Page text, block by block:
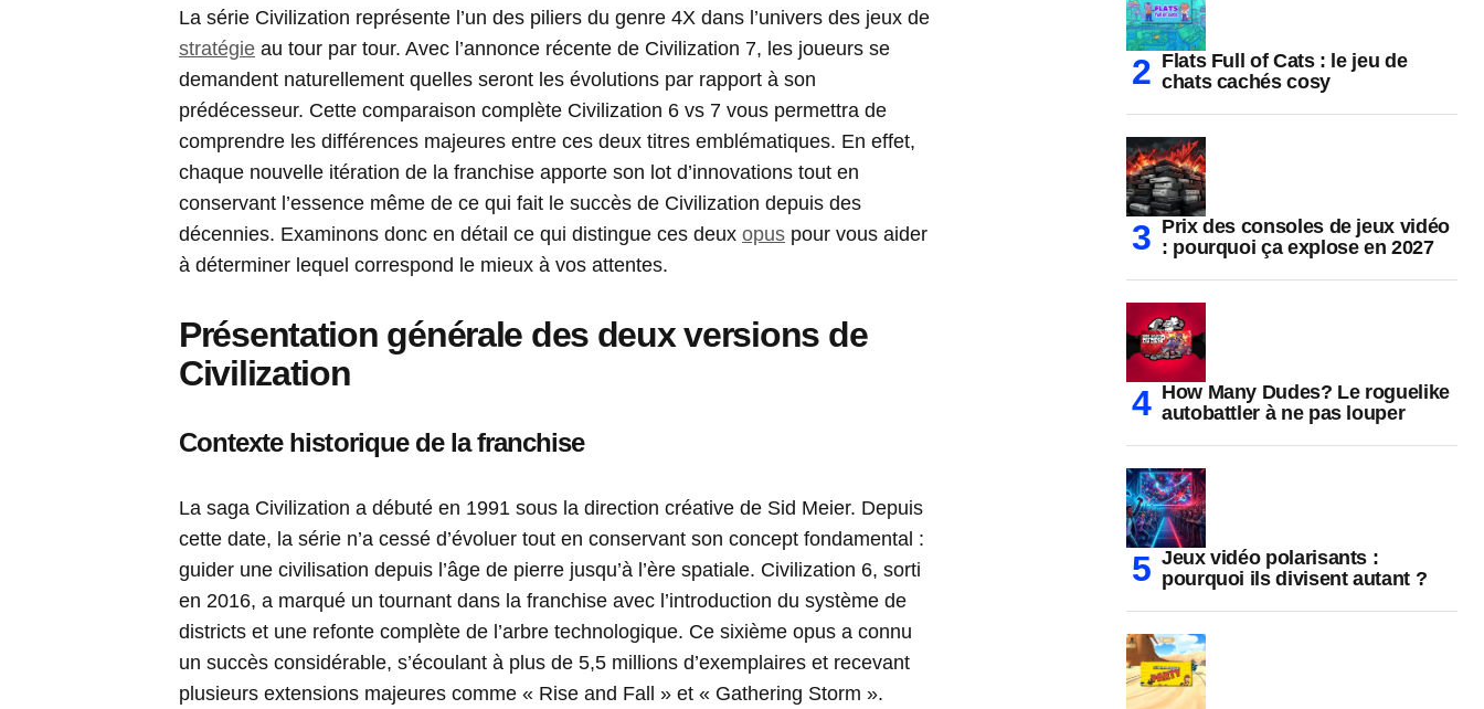
La série Civilization représente l’un des piliers du genre 4X dans l’univers des jeux de
stratégie au tour par tour. Avec l’annonce récente de Civilization 7, les joueurs se
demandent naturellement quelles seront les évolutions par rapport à son
prédécesseur. Cette comparaison complète Civilization 6 vs 7 vous permettra de
comprendre les différences majeures entre ces deux titres emblématiques. En effet,
chaque nouvelle itération de la franchise apporte son lot d’innovations tout en
conservant l’essence même de ce qui fait le succès de Civilization depuis des
décennies. Examinons donc en détail ce qui distingue ces deux opus pour vous aider
à déterminer lequel correspond le mieux à vos attentes.
Présentation générale des deux versions de
Civilization
Contexte historique de la franchise
La saga Civilization a débuté en 1991 sous la direction créative de Sid Meier. Depuis
cette date, la série n’a cessé d’évoluer tout en conservant son concept fondamental :
guider une civilisation depuis l’âge de pierre jusqu’à l’ère spatiale. Civilization 6, sorti
en 2016, a marqué un tournant dans la franchise avec l’introduction du système de
districts et une refonte complète de l’arbre technologique. Ce sixième opus a connu
un succès considérable, s’écoulant à plus de 5,5 millions d’exemplaires et recevant
plusieurs extensions majeures comme « Rise and Fall » et « Gathering Storm ».
Flats Full of Cats : le jeu de
chats cachés cosy
Prix des consoles de jeux vidéo
: pourquoi ça explose en 2027
How Many Dudes? Le roguelike
autobattler à ne pas louper
Jeux vidéo polarisants :
pourquoi ils divisent autant ?